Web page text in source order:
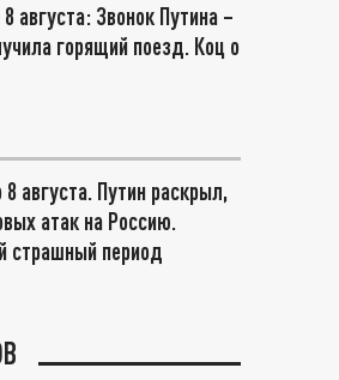
августа: Звонок Путина –
горящий поезд. Коц о
8 августа. Путин раскрыл,
атак на Россию.
страшный период